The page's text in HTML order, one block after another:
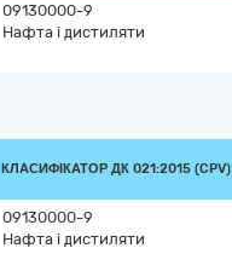
09130000-9
Нафта і дистиляти
КЛАСИФІКАТОР ДК 021:2015 (CPV)
09130000-9
Нафта і дистиляти